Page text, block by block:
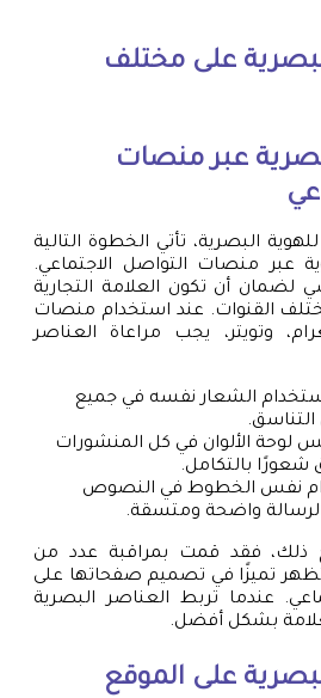
على مختلف
عبر منصات
البصرية، تأتي الخطوة التالية
عبر منصات التواصل الاجتماعي.
لضمان أن تكون العلامة التجارية
القنوات. عند استخدام منصات
وتويتر، يجب مراعاة العناصر
الشعار نفسه في جميع
لوحة الألوان في كل المنشورات
شعورًا بالتكامل.
نفس الخطوط في النصوص
واضحة ومتسقة.
فقد قمت بمراقبة عدد من
تظهر تميزًا في تصميم صفحاتها على
عندما تربط العناصر البصرية
بشكل أفضل.
على الموقع